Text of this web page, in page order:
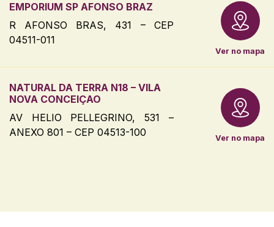
EMPORIUM SP AFONSO BRAZ
R AFONSO BRAS, 431 – CEP
04511-011
Ver no mapa
NATURAL DA TERRA N18 – VILA
NOVA CONCEIÇAO
AV HELIO PELLEGRINO, 531 –
ANEXO 801 – CEP 04513-100
Ver no mapa